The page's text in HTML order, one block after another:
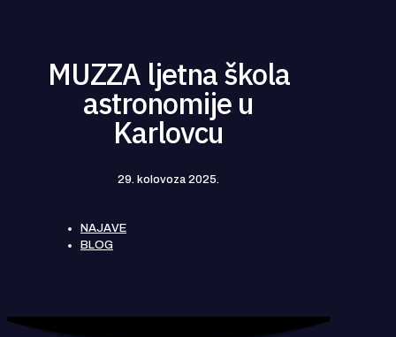
MUZZA ljetna škola
astronomije u
Karlovcu
29. kolovoza 2025.
NAJAVE
BLOG